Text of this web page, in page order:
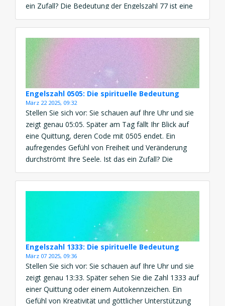
ein Zufall? Die Bedeutung der Engelszahl 77 ist eine
kraftvolle Botschaft von spirituellem Erwachen,
göttlicher Führung und innerer Weisheit. Diese
Engelszahl erscheint, wenn […]
Engelszahl 0505: Die spirituelle Bedeutung
März 22 2025, 09:32
Stellen Sie sich vor: Sie schauen auf Ihre Uhr und sie
zeigt genau 05:05. Später am Tag fällt Ihr Blick auf
eine Quittung, deren Code mit 0505 endet. Ein
aufregendes Gefühl von Freiheit und Veränderung
durchströmt Ihre Seele. Ist das ein Zufall? Die
Bedeutung der Engelszahl 0505 ist eine kraftvolle
Botschaft von Wandel, Selbstbestimmung und […]
Engelszahl 1333: Die spirituelle Bedeutung
März 07 2025, 09:36
Stellen Sie sich vor: Sie schauen auf Ihre Uhr und sie
zeigt genau 13:33. Später sehen Sie die Zahl 1333 auf
einer Quittung oder einem Autokennzeichen. Ein
Gefühl von Kreativität und göttlicher Unterstützung